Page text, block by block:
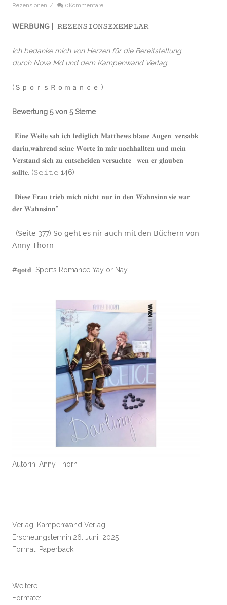
Rezensionen / 0Kommentare
𝖶𝖤𝖱𝖡𝖴𝖭𝖦 | 𝚁𝙴𝚉𝙴𝙽𝚂𝙸𝙾𝙽𝚂𝙴𝚇𝙴𝙼𝙿𝙻𝙰𝚁
Ich bedanke mich von Herzen für die Bereitstellung
durch Nova Md und dem Kampenwand Verlag
(ＳｐｏｒｓＲｏｍａｎｃｅ )
Bewertung 5 von 5 Sterne
„𝐄𝐢𝐧𝐞 𝐖𝐞𝐢𝐥𝐞 𝐬𝐚𝐡 𝐢𝐜𝐡 𝐥𝐞𝐝𝐢𝐠𝐥𝐢𝐜𝐡 𝐌𝐚𝐭𝐭𝐡𝐞𝐰𝐬 𝐛𝐥𝐚𝐮𝐞 𝐀𝐮𝐠𝐞𝐧 ,𝐯𝐞𝐫𝐬𝐚𝐛𝐤
𝐝𝐚𝐫𝐢𝐧,𝐰𝐚̈𝐡𝐫𝐞𝐧𝐝 𝐬𝐞𝐢𝐧𝐞 𝐖𝐨𝐫𝐭𝐞 𝐢𝐧 𝐦𝐢𝐫 𝐧𝐚𝐜𝐡𝐡𝐚𝐥𝐥𝐭𝐞𝐧 𝐮𝐧𝐝 𝐦𝐞𝐢𝐧
𝐕𝐞𝐫𝐬𝐭𝐚𝐧𝐝 𝐬𝐢𝐜𝐡 𝐳𝐮 𝐞𝐧𝐭𝐬𝐜𝐡𝐞𝐢𝐝𝐞𝐧 𝐯𝐞𝐫𝐬𝐮𝐜𝐡𝐭𝐞 , 𝐰𝐞𝐧 𝐞𝐫 𝐠𝐥𝐚𝐮𝐛𝐞𝐧
𝐬𝐨𝐥𝐥𝐭𝐞. (𝚂𝚎𝚒𝚝𝚎 146)
”𝐃𝐢𝐞𝐬𝐞 𝐅𝐫𝐚𝐮 𝐭𝐫𝐢𝐞𝐛 𝐦𝐢𝐜𝐡 𝐧𝐢𝐜𝐡𝐭 𝐧𝐮𝐫 𝐢𝐧 𝐝𝐞𝐧 𝐖𝐚𝐡𝐧𝐬𝐢𝐧𝐧,𝐬𝐢𝐞 𝐰𝐚𝐫
𝐝𝐞𝐫 𝐖𝐚𝐡𝐧𝐬𝐢𝐧𝐧”
. (𝖲𝖾𝗂𝗍𝖾 377) 𝖲𝗈 𝗀𝖾𝗁𝗍 𝖾𝗌 𝗇𝗂𝗋 𝖺𝗎𝖼𝗁 𝗆𝗂𝗍 𝖽𝖾𝗇 𝖡𝗎̈𝖼𝗁𝖾𝗋𝗇 𝗏𝗈𝗇
𝖠𝗇𝗇𝗒 𝖳𝗁𝗈𝗋𝗇
#𝐪𝐨𝐭𝐝 Sports Romance Yay or Nay
Autorin: Anny Thorn
Verlag: Kampenwand Verlag
Erscheungstermin:26. Juni 2025
Format: Paperback
Weitere
Formate: –